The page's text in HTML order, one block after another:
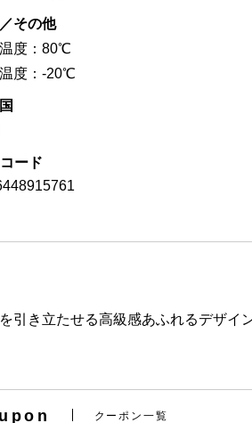
その他
度：80℃
度：-20℃
ード
引き立たせる高級感あふれるデザイ
クーポン一覧